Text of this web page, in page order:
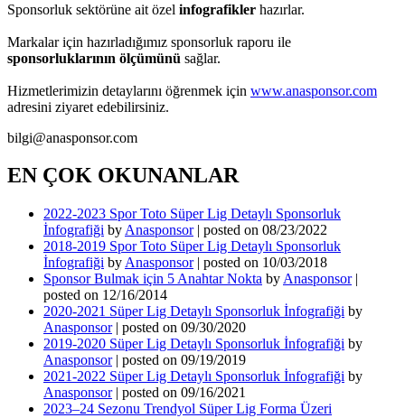
Sponsorluk sektörüne ait özel infografikler hazırlar.
Markalar için hazırladığımız sponsorluk raporu ile
sponsorluklarının ölçümünü sağlar.
Hizmetlerimizin detaylarını öğrenmek için www.anasponsor.com
adresini ziyaret edebilirsiniz.
bilgi@anasponsor.com
EN ÇOK OKUNANLAR
2022-2023 Spor Toto Süper Lig Detaylı Sponsorluk
İnfografiği by Anasponsor| posted on 08/23/2022
2018-2019 Spor Toto Süper Lig Detaylı Sponsorluk
İnfografiği by Anasponsor| posted on 10/03/2018
Sponsor Bulmak için 5 Anahtar Nokta by Anasponsor|
posted on 12/16/2014
2020-2021 Süper Lig Detaylı Sponsorluk İnfografiği by
Anasponsor| posted on 09/30/2020
2019-2020 Süper Lig Detaylı Sponsorluk İnfografiği by
Anasponsor| posted on 09/19/2019
2021-2022 Süper Lig Detaylı Sponsorluk İnfografiği by
Anasponsor| posted on 09/16/2021
2023–24 Sezonu Trendyol Süper Lig Forma Üzeri